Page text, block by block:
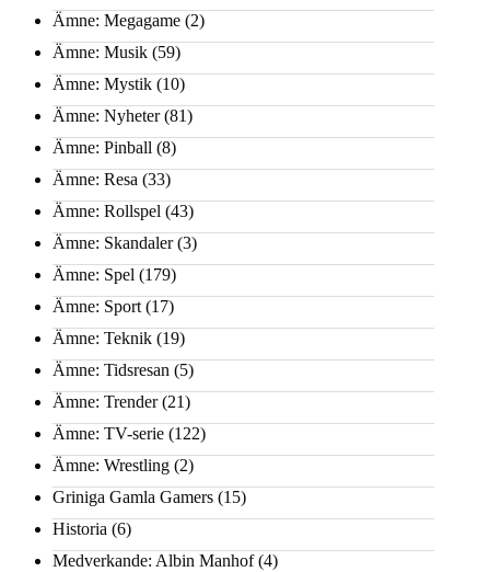
Ämne: Megagame (2)
Ämne: Musik (59)
Ämne: Mystik (10)
Ämne: Nyheter(81)
Ämne: Pinball (8)
Ämne: Resa (33)
Ämne: Rollspel (43)
Ämne: Skandaler(3)
Ämne: Spel (179)
Ämne: Sport (17)
Ämne: Teknik (19)
Ämne: Tidsresan (5)
Ämne: Trender(21)
Ämne: TV-serie (122)
Ämne: Wrestling (2)
Griniga Gamla Gamers (15)
Historia (6)
Medverkande: Albin Manhof(4)